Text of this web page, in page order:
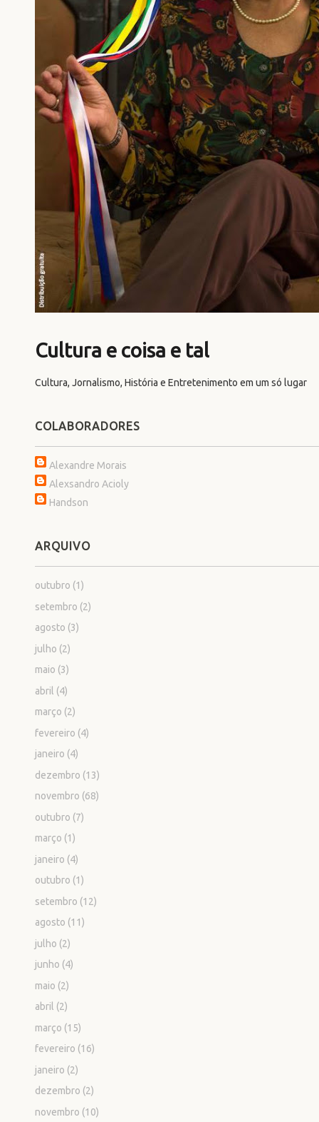
Cultura e coisa e tal
Cultura, Jornalismo, História e Entretenimento em um só lugar
COLABORADORES
Alexandre Morais
Alexsandro Acioly
Handson
ARQUIVO
outubro (1)
setembro (2)
agosto (3)
julho (2)
maio (3)
abril (4)
março (2)
fevereiro (4)
janeiro (4)
dezembro (13)
novembro (68)
outubro (7)
março (1)
janeiro (4)
outubro (1)
setembro (12)
agosto (11)
julho (2)
junho (4)
maio (2)
abril (2)
março (15)
fevereiro (16)
janeiro (2)
dezembro (2)
novembro (10)